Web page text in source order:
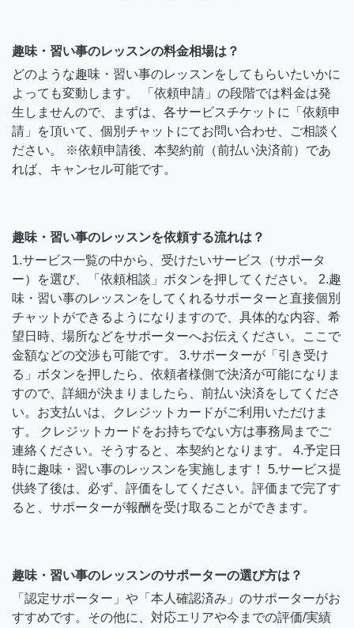
趣味・習い事のレッスンの料金相場は？
どのような趣味・習い事のレッスンをしてもらいたいかに
よっても変動します。 「依頼申請」の段階では料金は発
生しませんので、まずは、各サービスチケットに「依頼申
請」を頂いて、個別チャットにてお問い合わせ、ご相談く
ださい。 ※依頼申請後、本契約前（前払い決済前）であ
れば、キャンセル可能です。
趣味・習い事のレッスンを依頼する流れは？
1.サービス一覧の中から、受けたいサービス（サポータ
ー）を選び、「依頼相談」ボタンを押してください。 2.趣
味・習い事のレッスンをしてくれるサポーターと直接個別
チャットができるようになりますので、具体的な内容、希
望日時、場所などをサポーターへお伝えください。ここで
金額などの交渉も可能です。 3.サポーターが「引き受け
る」ボタンを押したら、依頼者様側で決済が可能になりま
すので、詳細が決まりましたら、前払い決済をしてくださ
い。お支払いは、クレジットカードがご利用いただけま
す。 クレジットカードをお持ちでない方は事務局までご
連絡ください。そうすると、本契約となります。 4.予定日
時に趣味・習い事のレッスンを実施します！ 5.サービス提
供終了後は、必ず、評価をしてください。評価まで完了す
ると、サポーターが報酬を受け取ることができます。
趣味・習い事のレッスンのサポーターの選び方は？
「認定サポーター」や「本人確認済み」のサポーターがお
すすめです。その他に、対応エリアや今までの評価/実績